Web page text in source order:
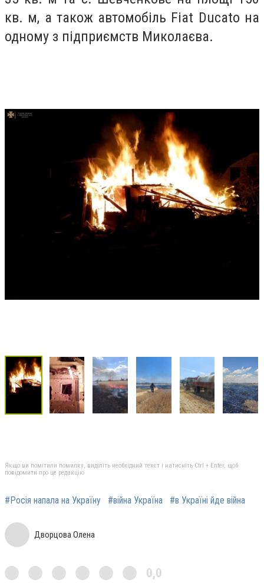
кв. м, а також автомобіль Fiat Ducato на
одному з підприємств Миколаєва.
Якщо ви помітили помилку, виділіть необхідний текст і натисніть Ctrl + Enter, щоб
повідомити про це редакцію
#Росія напала на Україну #війна Україна #в Україні йде війна
Дворцова Олена
0,0